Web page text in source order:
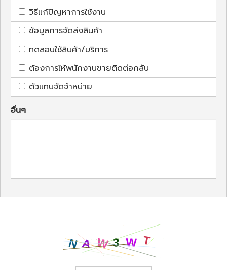
วิธีแก้ปัญหาการใช้งาน
ข้อมูลการจัดส่งสินค้า
ทดสอบใช้สินค้า/บริการ
ต้องการให้พนักงานขายติดต่อกลับ
ตัวแทนจัดจำหน่าย
อื่นๆ